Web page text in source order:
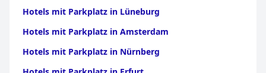
Hotels mit Parkplatz in Lüneburg
Hotels mit Parkplatz in Amsterdam
Hotels mit Parkplatz in Nürnberg